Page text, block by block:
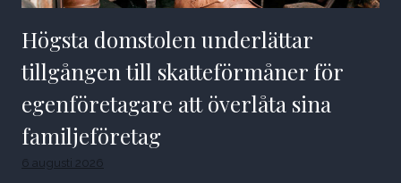
Högsta domstolen underlättar
tillgången till skatteförmåner för
egenföretagare att överlåta sina
familjeföretag
6 augusti 2026